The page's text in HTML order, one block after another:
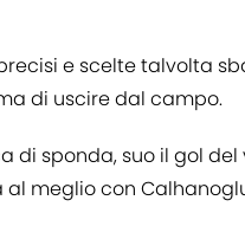
e scelte talvolta
di uscire dal campo.
di sponda, suo il gol
al meglio con